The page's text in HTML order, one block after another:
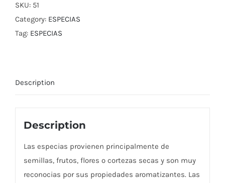
SKU: 51
Category: ESPECIAS
Tag: ESPECIAS
Description
Description
Las especias provienen principalmente de
semillas, frutos, flores o cortezas secas y son muy
reconocias por sus propiedades aromatizantes. Las